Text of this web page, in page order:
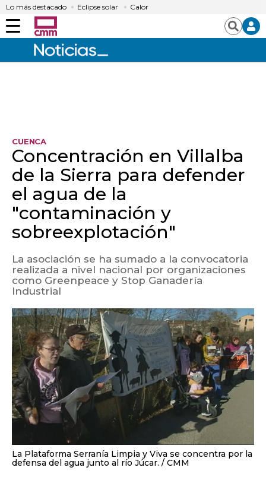
Lo más destacado Eclipse solar Calor
Menú Buscar
CUENCA
Concentración en Villalba
de la Sierra para defender
el agua de la
"contaminación y
sobreexplotación"
La asociación se ha sumado a la convocatoria
realizada a nivel nacional por organizaciones
como Greenpeace y Stop Ganadería
Industrial
La Plataforma Serranía Limpia y Viva se concentra por la
defensa del agua junto al río Júcar.
CMM